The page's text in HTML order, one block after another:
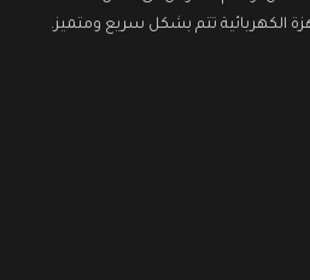
الكهربائية تتم بشكل سريع ومتميز.